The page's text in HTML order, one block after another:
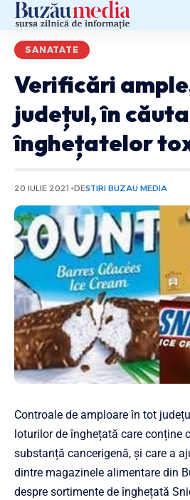
SANATATE
Verificări
județul, în
înghețatelor
20 IULIE 2021 DESTIRI BUZAU MEDIA
Controale de amploare în tot
loturilor de înghețată care conține
substanță cancerigenă, și care a
dintre magazinele alimentare din
despre sortimente de înghețată